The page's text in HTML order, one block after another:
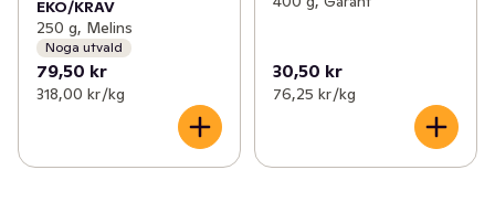
EKO/KRAV
250 g, Melins
Noga utvald
79,50 kr
318,00 kr /kg
30,50 kr
76,25 kr /kg